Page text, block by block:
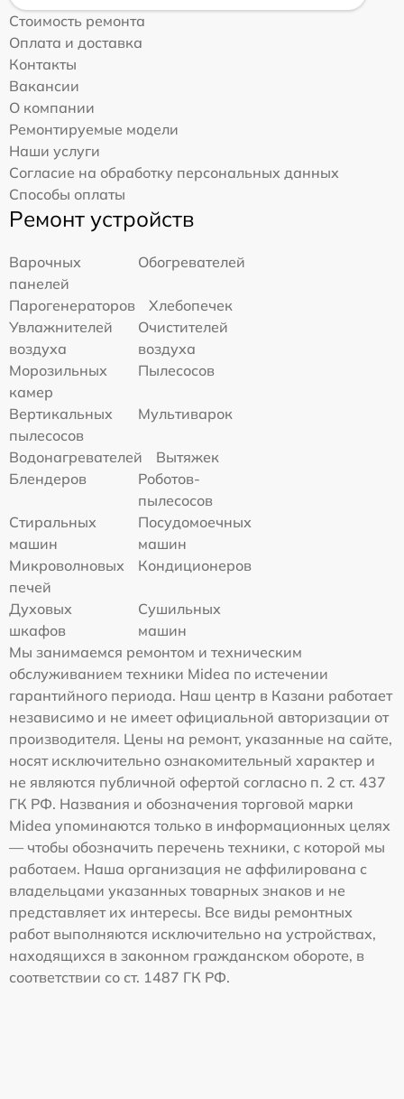
Стоимость ремонта
Оплата и доставка
Контакты
Вакансии
О компании
Ремонтируемые модели
Наши услуги
Согласие на обработку персональных данных
Способы оплаты
Ремонт устройств
Варочных
панелей
Обогревателей
Парогенераторов
Хлебопечек
Увлажнителей
воздуха
Очистителей
воздуха
Морозильных
камер
Пылесосов
Вертикальных
пылесосов
Мультиварок
Водонагревателей
Вытяжек
Блендеров
Роботов-
пылесосов
Стиральных
машин
Посудомоечных
машин
Микроволновых
печей
Кондиционеров
Духовых
шкафов
Сушильных
машин
Мы занимаемся ремонтом и техническим
обслуживанием техники Midea по истечении
гарантийного периода. Наш центр в Казани работает
независимо и не имеет официальной авторизации от
производителя. Цены на ремонт, указанные на сайте,
носят исключительно ознакомительный характер и
не являются публичной офертой согласно п. 2 ст. 437
ГК РФ. Названия и обозначения торговой марки
Midea упоминаются только в информационных целях
— чтобы обозначить перечень техники, с которой мы
работаем. Наша организация не аффилирована с
владельцами указанных товарных знаков и не
представляет их интересы. Все виды ремонтных
работ выполняются исключительно на устройствах,
находящихся в законном гражданском обороте, в
соответствии со ст. 1487 ГК РФ.